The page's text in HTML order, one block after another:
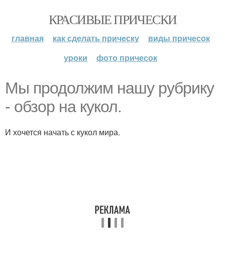
КРАСИВЫЕ ПРИЧЕСКИ
главная как сделать прическу
виды причесок
уроки
фото причесок
Мы продолжим нашу рубрику
- обзор на кукол.
И хочется начать с кукол мира.